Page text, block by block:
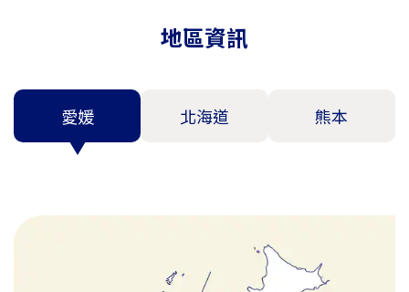
地區資訊
愛媛 北海道 熊本